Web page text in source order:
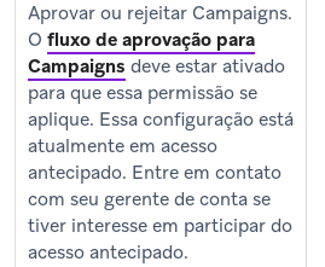
Aprovar ou rejeitar Campaigns.
O fluxo de aprovação para
Campaigns deve estar ativado
para que essa permissão se
aplique. Essa configuração está
atualmente em acesso
antecipado. Entre em contato
com seu gerente de conta se
tiver interesse em participar do
acesso antecipado.